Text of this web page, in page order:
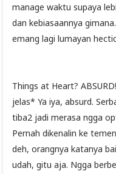
manage waktu supaya
dan kebiasaannya
emang lagi lumayan
Things at Heart?
jelas* Ya iya, absurd.
tiba2 jadi merasa ngga
Pernah dikenalin ke
deh, orangnya katanya
udah, gitu aja. Ngga